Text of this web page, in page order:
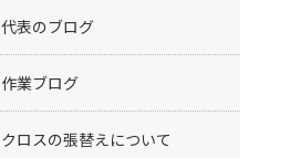
代表のブログ
作業ブログ
クロスの張替えについて